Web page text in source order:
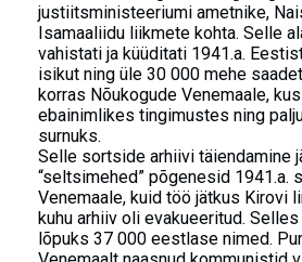
justiitsministeeriumi ametnike,
Isamaaliidu liikmete kohta. Selle
vahistati ja küüditati 1941.a.
isikut ning üle 30 000 mehe
korras Nõukogude Venemaale,
ebainimlikes tingimustes ning
surnuks.
Selle sortside arhiivi täiendamine
“seltsimehed” põgenesid 1941.a.
Venemaale, kuid töö jätkus Kirovi
kuhu arhiiv oli evakueeritud.
lõpuks 37 000 eestlase nimed.